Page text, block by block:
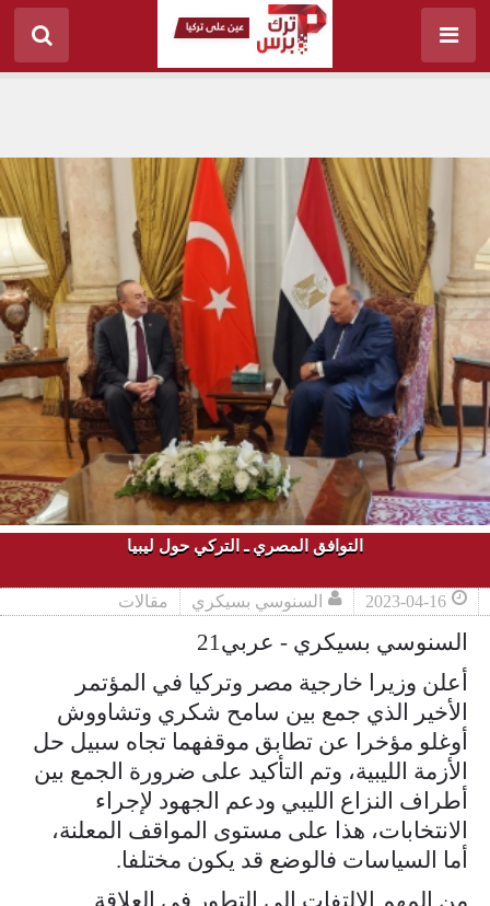
التوافق المصري ـ التركي حول ليبيا
2023-04-16 السنوسي بسيكري مقالات
السنوسي بسيكري - عربي21
أعلن وزيرا خارجية مصر وتركيا في المؤتمر
الأخير الذي جمع بين سامح شكري وتشاووش
أوغلو مؤخرا عن تطابق موقفهما تجاه سبيل حل
الأزمة الليبية، وتم التأكيد على ضرورة الجمع بين
أطراف النزاع الليبي ودعم الجهود لإجراء
الانتخابات، هذا على مستوى المواقف المعلنة،
أما السياسات فالوضع قد يكون مختلفا.
من المهم الالتفات إلى التطور في العلاقة